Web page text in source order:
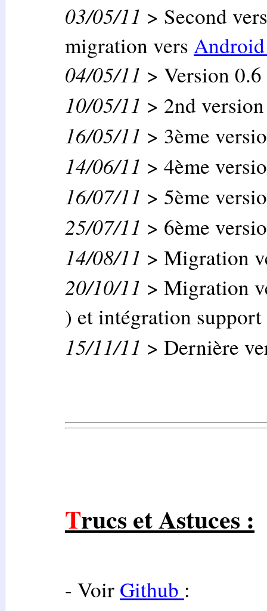
03/05/11 > Second
migration vers
04/05/11 > Version
10/05/11 > 2nd
16/05/11 > 3ème
14/06/11 > 4ème
16/07/11 > 5ème
25/07/11 > 6ème
14/08/11 > Migration
20/10/11 > Migration
) et intégration
15/11/11 > Dernière
Trucs et Astuces :
- Voir Github :